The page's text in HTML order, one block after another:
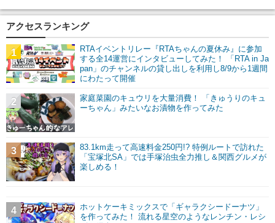
アクセスランキング
RTAイベントリレー『RTAちゃんの夏休み』に参加
する全14運営にインタビューしてみた！ 「RTA in Ja
pan」のチャンネルの貸し出しを利用し8/9から1週間
にわたって開催
1
家庭菜園のキュウリを大量消費！ 「きゅうりのキュ
ーちゃん」みたいなお漬物を作ってみた
2
83.1km走って高速料金250円!? 特例ルートで訪れた
「宝塚北SA」では手塚治虫全力推し＆関西グルメが
楽しめる！
3
ホットケーキミックスで「ギャラクシードーナツ」
を作ってみた！ 流れる星空のようなレンチン・レシ
4